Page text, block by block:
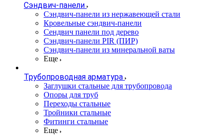
Сэндвич-панели
Cэндвич-панели из нержавеющей стали
Кровельные сэндвич-панели
Сендвич панели под дерево
Сэндвич-панели PIR (ПИР)
Сэндвич-панели из минеральной ваты
Еще
Трубопроводная арматура
Заглушки стальные для трубопровода
Опоры для труб
Переходы стальные
Тройники стальные
Фитинги стальные
Еще